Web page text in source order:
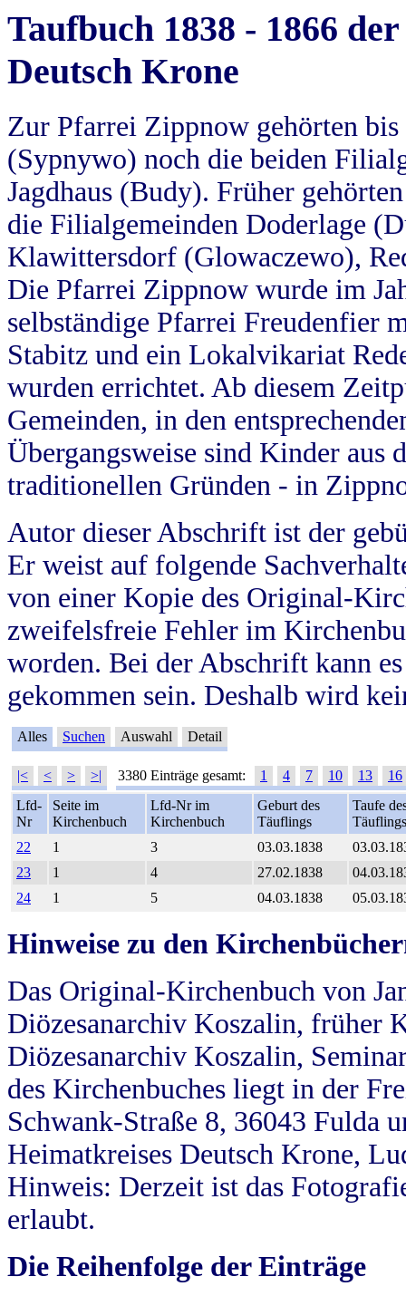
Taufbuch 1838 - 1866
Deutsch Krone
Zur Pfarrei Zippnow gehörten
(Sypnywo) noch die beiden
Jagdhaus (Budy). Früher
die Filialgemeinden Doderlage
Klawittersdorf (Glowaczewo),
Die Pfarrei Zippnow wurde im
selbständige Pfarrei Freudenfier
Stabitz und ein Lokalvikariat
wurden errichtet. Ab diesem
Gemeinden, in den
Übergangsweise sind Kinder aus
traditionellen Gründen - in
Autor dieser Abschrift ist der
Er weist auf folgende
von einer Kopie des Original-
zweifelsfreie Fehler im
worden. Bei der Abschrift kann
gekommen sein. Deshalb wird
Alles Suchen Auswahl Detail
|< < > >| 3380 Einträge gesamt: 1 4 7 10 13
16
Lfd-
Nr
Seite im
Kirchenbuch
Lfd-Nr im
Kirchenbuch
Geburt des
Täuflings
Taufe
Täuflings
22
1 3 03.03.1838
23
1 4 27.02.1838
24
1 5 04.03.1838
Hinweise zu den
Das Original-Kirchenbuch von
Diözesanarchiv Koszalin, früher
Diözesanarchiv Koszalin,
des Kirchenbuches liegt in der
Schwank-Straße 8, 36043 Fulda
Heimatkreises Deutsch Krone,
Hinweis: Derzeit ist das
erlaubt.
Die Reihenfolge der Einträge